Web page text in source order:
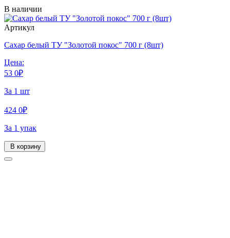
В наличии
Артикул
Сахар белый ТУ "Золотой покос" 700 г (8шт)
Цена:
53 0₽
За 1 шт
424 0₽
За 1 упак
В корзину